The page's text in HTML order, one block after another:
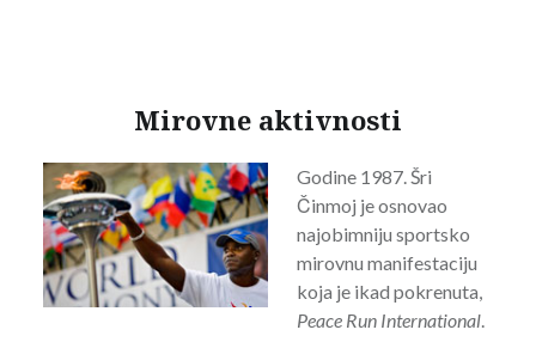
Mirovne aktivnosti
Godine 1987. Šri
Činmoj je osnovao
najobimniju sportsko
mirovnu manifestaciju
koja je ikad pokrenuta,
Peace Run International.